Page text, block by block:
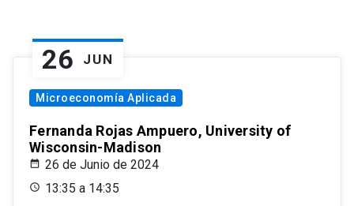
26 JUN
Microeconomía Aplicada
Fernanda Rojas Ampuero, University of
Wisconsin-Madison
26 de Junio de 2024
13:35 a 14:35